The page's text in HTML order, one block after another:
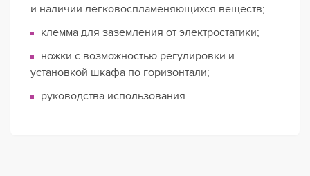
и наличии легковоспламеняющихся веществ;
клемма для заземления от электростатики;
ножки с возможностью регулировки и
установкой шкафа по горизонтали;
руководства использования.